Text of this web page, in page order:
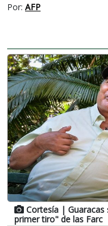
Por: AFP
Cortesía | Guaracas
primer tiro" de las Farc